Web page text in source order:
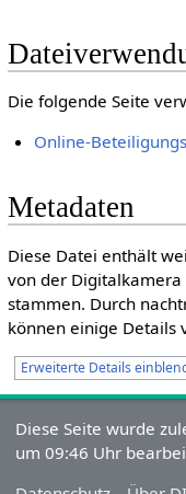
Die folgende Seite
Online-
Metadaten
Diese Datei enthält
von der
stammen. Durch
können einige Details
Erweiterte Details
Diese Seite wurde
um 09:46 Uhr